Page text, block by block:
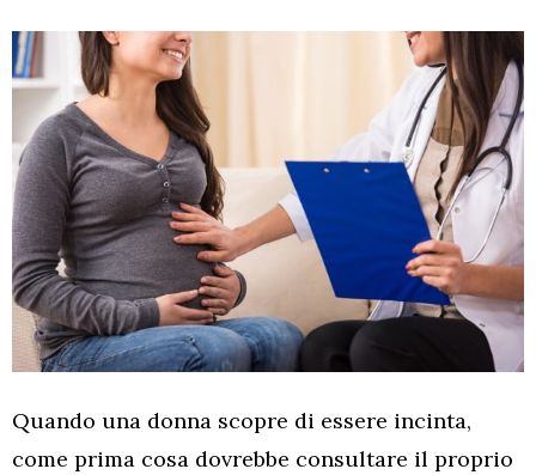
Quando una donna scopre di essere incinta,
come prima cosa dovrebbe consultare il proprio